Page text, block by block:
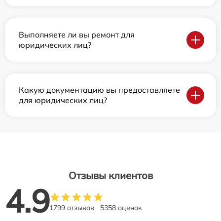
Выполняете ли вы ремонт для
юридических лиц?
Какую документацию вы предоставляете
для юридических лиц?
Отзывы клиентов
4.91799 отзывов 5358 оценок